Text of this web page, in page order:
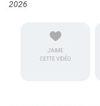
2026
J'AIME
CETTE VIDÉO